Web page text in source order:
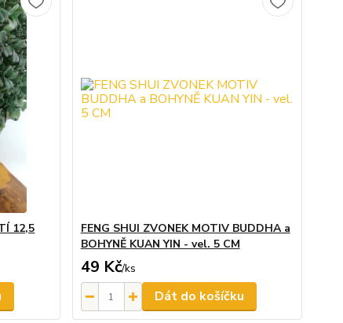
12,5
FENG SHUI ZVONEK MOTIV BUDDHA a
BOHYNĚ KUAN YIN - vel. 5 CM
49 Kč/ks
Dát do košíčku